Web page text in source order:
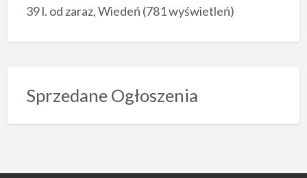
39 l. od zaraz, Wiedeń (781 wyświetleń)
Sprzedane Ogłoszenia